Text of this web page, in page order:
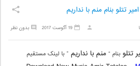
تتلو بنام منم با نداریم
بدون نظر 19 آگوست 2017
تتلوبنام “ منم با نداریم ” با لینک مستقیم